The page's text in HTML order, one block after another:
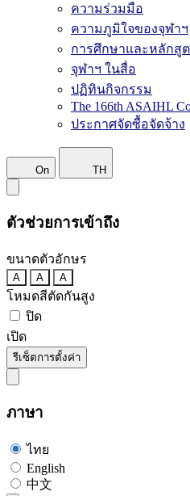
ความร่วมมือ
ความภูมิใจของจุฬาฯ
การศึกษาและหลักสู
จุฬาฯ ในสื่อ
ปฏิทินกิจกรรม
The 166th ASAIHL
ประกาศจัดซื้อจัดจ้าง
On TH
ตัวช่วยการเข้าถึง
ขนาดตัวอักษร
A A A
โหมดสีตัดกันสูง
ปิด
เปิด
รีเซ็ตการตั้งค่า
ภาษา
ไทย
English
中文